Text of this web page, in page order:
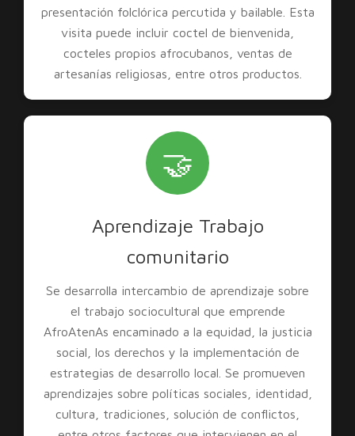
presentación folclórica percutida y bailable. Esta
visita puede incluir coctel de bienvenida,
cocteles propios afrocubanos, ventas de
artesanías religiosas, entre otros productos.
🤝
Aprendizaje Trabajo
comunitario
Se desarrolla intercambio de aprendizaje sobre
el trabajo sociocultural que emprende
AfroAtenAs encaminado a la equidad, la justicia
social, los derechos y la implementación de
estrategias de desarrollo local. Se promueven
aprendizajes sobre políticas sociales, identidad,
cultura, tradiciones, solución de conflictos,